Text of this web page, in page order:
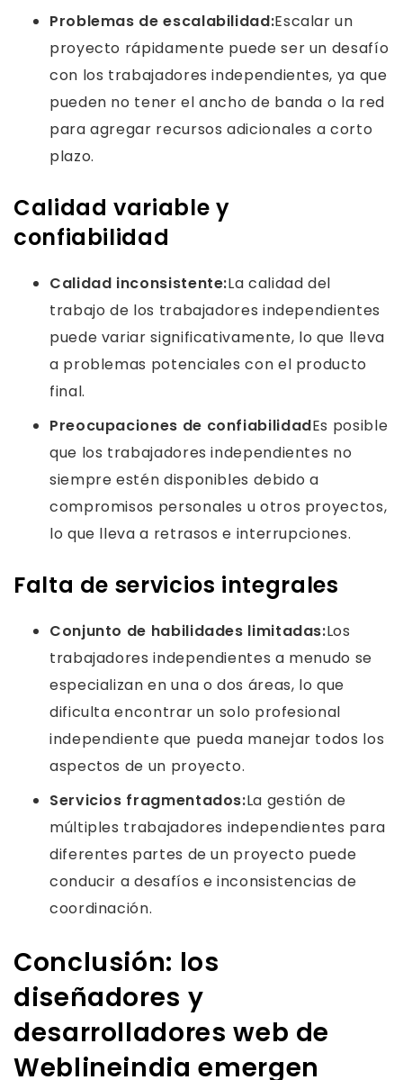
Problemas de escalabilidad:Escalar un
proyecto rápidamente puede ser un desafío
con los trabajadores independientes, ya que
pueden no tener el ancho de banda o la red
para agregar recursos adicionales a corto
plazo.
Calidad variable y
confiabilidad
Calidad inconsistente:La calidad del
trabajo de los trabajadores independientes
puede variar significativamente, lo que lleva
a problemas potenciales con el producto
final.
Preocupaciones de confiabilidadEs posible
que los trabajadores independientes no
siempre estén disponibles debido a
compromisos personales u otros proyectos,
lo que lleva a retrasos e interrupciones.
Falta de servicios integrales
Conjunto de habilidades limitadas:Los
trabajadores independientes a menudo se
especializan en una o dos áreas, lo que
dificulta encontrar un solo profesional
independiente que pueda manejar todos los
aspectos de un proyecto.
Servicios fragmentados:La gestión de
múltiples trabajadores independientes para
diferentes partes de un proyecto puede
conducir a desafíos e inconsistencias de
coordinación.
Conclusión: los
diseñadores y
desarrolladores web de
Weblineindia emergen